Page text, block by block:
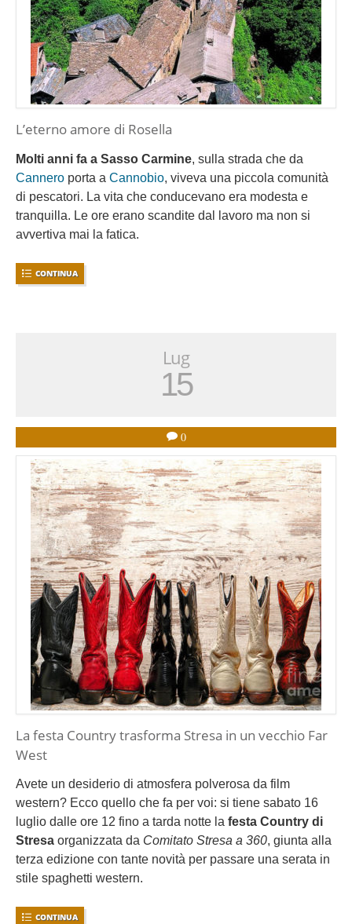
L’eterno amore di Rosella
Molti anni fa a Sasso Carmine, sulla strada che da
Cannero porta a Cannobio, viveva una piccola comunità
di pescatori. La vita che conducevano era modesta e
tranquilla. Le ore erano scandite dal lavoro ma non si
avvertiva mai la fatica.
CONTINUA
Lug
15
0
La festa Country trasforma Stresa in un vecchio Far
West
Avete un desiderio di atmosfera polverosa da film
western? Ecco quello che fa per voi: si tiene sabato 16
luglio dalle ore 12 fino a tarda notte la festa Country di
Stresa organizzata da Comitato Stresa a 360, giunta alla
terza edizione con tante novità per passare una serata in
stile spaghetti western.
CONTINUA